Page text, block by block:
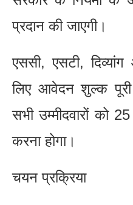
प्रदान की जाएगी।
एससी, एसटी,
लिए आवेदन शुल्क
सभी उम्मीदवारों को
करना होगा।
चयन प्रक्रिया